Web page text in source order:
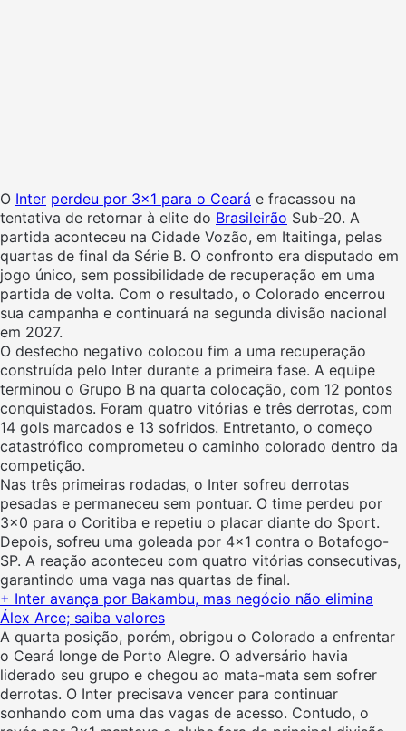
O Inter perdeu por 3×1 para o Ceará e fracassou na
tentativa de retornar à elite do Brasileirão Sub-20. A
partida aconteceu na Cidade Vozão, em Itaitinga, pelas
quartas de final da Série B. O confronto era disputado em
jogo único, sem possibilidade de recuperação em uma
partida de volta. Com o resultado, o Colorado encerrou
sua campanha e continuará na segunda divisão nacional
em 2027.
O desfecho negativo colocou fim a uma recuperação
construída pelo Inter durante a primeira fase. A equipe
terminou o Grupo B na quarta colocação, com 12 pontos
conquistados. Foram quatro vitórias e três derrotas, com
14 gols marcados e 13 sofridos. Entretanto, o começo
catastrófico comprometeu o caminho colorado dentro da
competição.
Nas três primeiras rodadas, o Inter sofreu derrotas
pesadas e permaneceu sem pontuar. O time perdeu por
3×0 para o Coritiba e repetiu o placar diante do Sport.
Depois, sofreu uma goleada por 4×1 contra o Botafogo-
SP. A reação aconteceu com quatro vitórias consecutivas,
garantindo uma vaga nas quartas de final.
+ Inter avança por Bakambu, mas negócio não elimina
Álex Arce; saiba valores
A quarta posição, porém, obrigou o Colorado a enfrentar
o Ceará longe de Porto Alegre. O adversário havia
liderado seu grupo e chegou ao mata-mata sem sofrer
derrotas. O Inter precisava vencer para continuar
sonhando com uma das vagas de acesso. Contudo, o